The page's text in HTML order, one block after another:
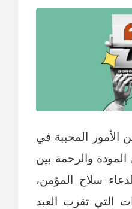
الأمور المحببة في
المودة والرحمة بين
سلاح المؤمن،
التي تقرب العبد